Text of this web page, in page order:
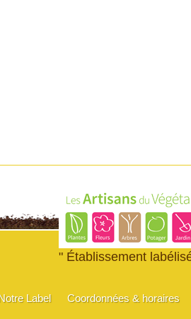
" Établissement
Label Coordonnées & horaires